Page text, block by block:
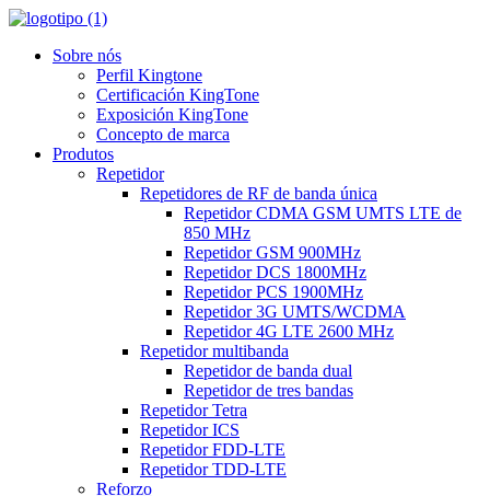
Sobre nós
Perfil Kingtone
Certificación KingTone
Exposición KingTone
Concepto de marca
Produtos
Repetidor
Repetidores de RF de banda única
Repetidor CDMA GSM UMTS LTE de
850 MHz
Repetidor GSM 900MHz
Repetidor DCS 1800MHz
Repetidor PCS 1900MHz
Repetidor 3G UMTS/WCDMA
Repetidor 4G LTE 2600 MHz
Repetidor multibanda
Repetidor de banda dual
Repetidor de tres bandas
Repetidor Tetra
Repetidor ICS
Repetidor FDD-LTE
Repetidor TDD-LTE
Reforzo